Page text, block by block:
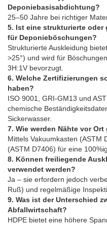
Deponiebasisabdichtung?
25–50 Jahre bei richtiger
5. Ist eine strukturierte
für Deponieböschungen?
Strukturierte Auskleidung
>25°) und wird für
3H:1V bevorzugt.
6. Welche Zertifizierungen
haben?
ISO 9001, GRI-GM13 und
chemische
Sickerwasser.
7. Wie werden Nähte vor Ort
Mittels Vakuumkasten (ASTM
(ASTM D7406) für eine
8. Können freiliegende
verwendet werden?
Ja – sie erfordern jedoch
Ruß) und regelmäßige
9. Was ist der Unterschied
Abfallwirtschaft?
HDPE bietet eine höhere